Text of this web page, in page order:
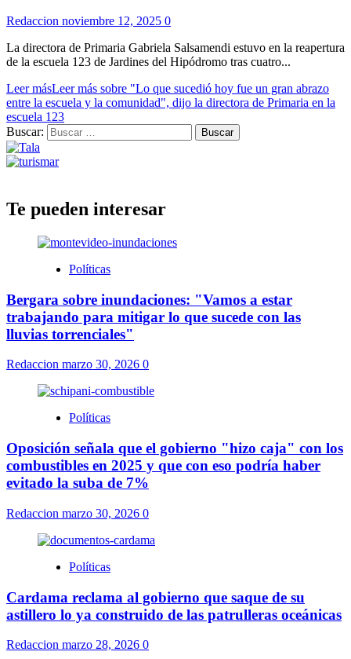
Redaccion noviembre 12, 2025 0
La directora de Primaria Gabriela Salsamendi estuvo en la reapertura
de la escuela 123 de Jardines del Hipódromo tras cuatro...
Leer másLeer más sobre "Lo que sucedió hoy fue un gran abrazo
entre la escuela y la comunidad", dijo la directora de Primaria en la
escuela 123
Buscar:
Te pueden interesar
Políticas
Bergara sobre inundaciones: "Vamos a estar
trabajando para mitigar lo que sucede con las
lluvias torrenciales"
Redaccion marzo 30, 2026 0
Políticas
Oposición señala que el gobierno "hizo caja" con los
combustibles en 2025 y que con eso podría haber
evitado la suba de 7%
Redaccion marzo 30, 2026 0
Políticas
Cardama reclama al gobierno que saque de su
astillero lo ya construido de las patrulleras oceánicas
Redaccion marzo 28, 2026 0